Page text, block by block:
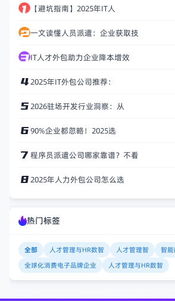
【避坑指南】2025年IT人
一文读懂人员派遣：企业获取技
IT人才外包助力企业降本增效
2025年IT外包公司推荐：
2026驻场开发行业洞察：从
90%企业都忽略！2025选
程序员派遣公司哪家靠谱？不看
2025年人力外包公司怎么选
热门标签
全部 人才管理与HR数智 人才管理智
智
全球化消费电子品牌企业
人才管理与HR数智